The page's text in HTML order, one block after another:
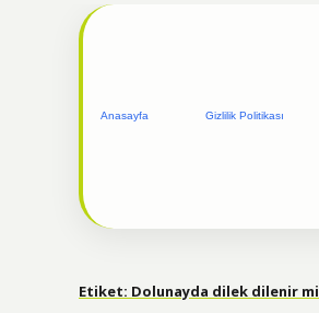
Anasayfa Gizlilik Politikası
Etiket: Dolunayda dilek dilenir mi